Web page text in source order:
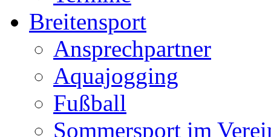
Breitensport
Ansprechpartner
Aquajogging
Fußball
Sommersport im